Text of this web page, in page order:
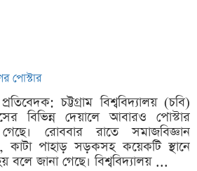
পোস্টার
চট্টগ্রাম বিশ্ববিদ্যালয় (চবি)
বিভিন্ন দেয়ালে আবারও পোস্টার
রোববার রাতে সমাজবিজ্ঞান
পাহাড় সড়কসহ কয়েকটি স্থানে
বলে জানা গেছে। বিশ্ববিদ্যালয় ...